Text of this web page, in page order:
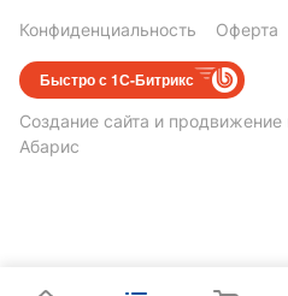
Конфиденциальность Оферта
Быстро с 1С-Битрикс
Создание сайта и продвижение
Абарис